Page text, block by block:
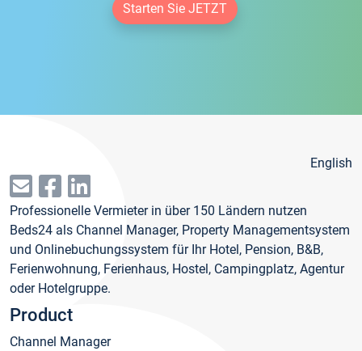
Starten Sie JETZT
English
Professionelle Vermieter in über 150 Ländern nutzen
Beds24 als Channel Manager, Property Managementsystem
und Onlinebuchungssystem für Ihr Hotel, Pension, B&B,
Ferienwohnung, Ferienhaus, Hostel, Campingplatz, Agentur
oder Hotelgruppe.
Product
Channel Manager